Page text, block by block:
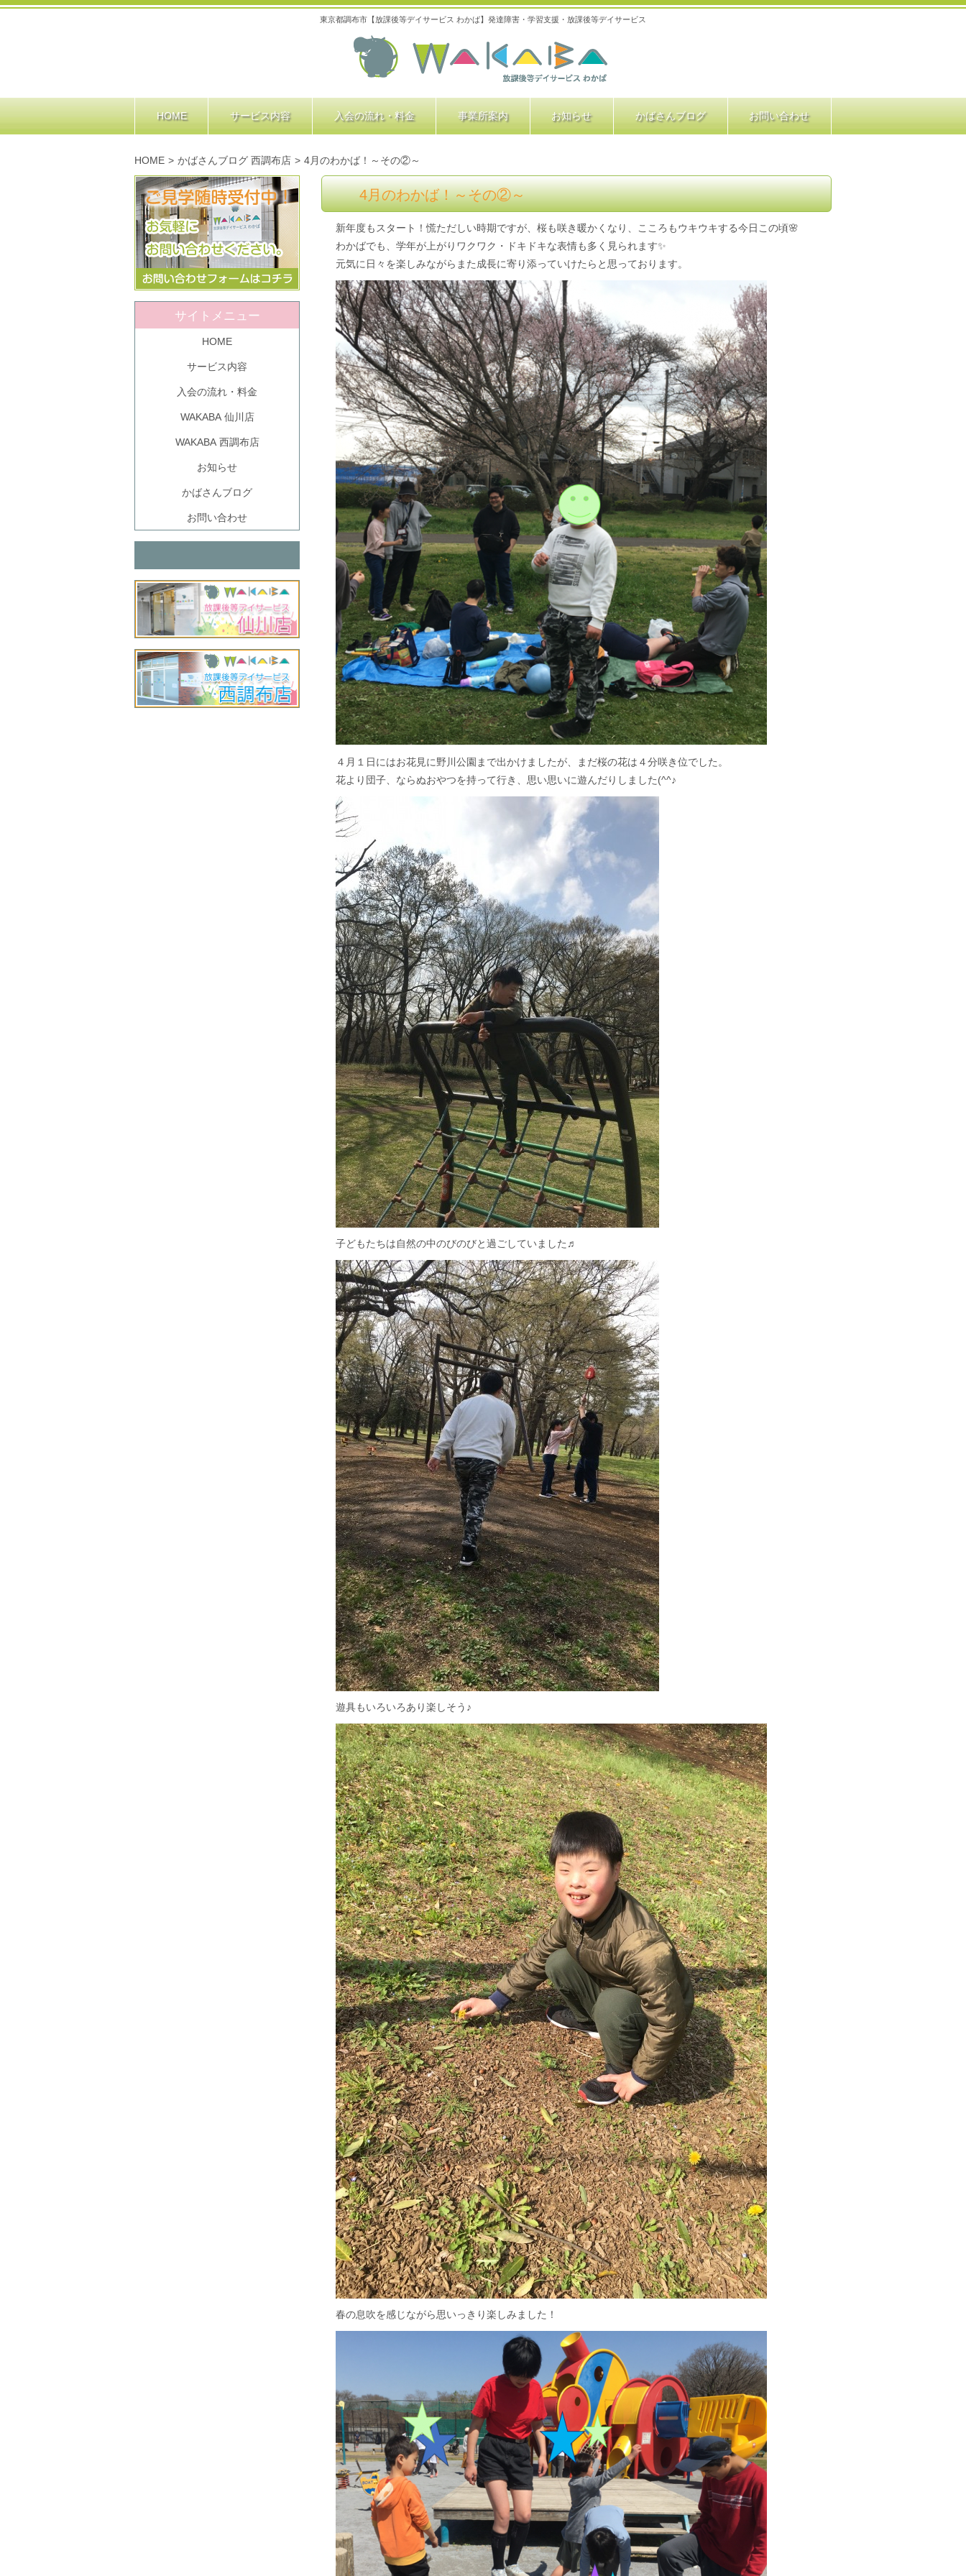
東京都調布市【放課後等デイサービス わかば】発達障害・学習支援・放課後等デイサービス
HOME サービス内容 入会の流れ・料金 事業所案内 お知らせ かばさんブログ お問い合わせ
HOME > かばさんブログ 西調布店 > 4月のわかば！～その②～
4月のわかば！～その②～
新年度もスタート！慌ただしい時期ですが、桜も咲き暖かくなり、こころもウキウキする今日この頃🌸
わかばでも、学年が上がりワクワク・ドキドキな表情も多く見られます✨
元気に日々を楽しみながらまた成長に寄り添っていけたらと思っております。
４月１日にはお花見に野川公園まで出かけましたが、まだ桜の花は４分咲き位でした。
花より団子、ならぬおやつを持って行き、思い思いに遊んだりしました(^^♪
子どもたちは自然の中のびのびと過ごしていました♬
遊具もいろいろあり楽しそう♪
春の息吹を感じながら思いっきり楽しみました！
サイトメニュー
HOME
サービス内容
入会の流れ・料金
WAKABA 仙川店
WAKABA 西調布店
お知らせ
かばさんブログ
お問い合わせ